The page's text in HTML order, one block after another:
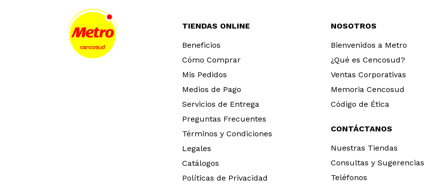
TIENDAS ONLINE
Beneficios
Cómo Comprar
Mis Pedidos
Medios de Pago
Servicios de Entrega
Preguntas Frecuentes
Términos y Condiciones
Legales
Catálogos
Políticas de Privacidad
NOSOTROS
Bienvenidos a Metro
¿Qué es Cencosud?
Ventas Corporativas
Memoria Cencosud
Código de Ética
CONTÁCTANOS
Nuestras Tiendas
Consultas y Sugerencias
Teléfonos